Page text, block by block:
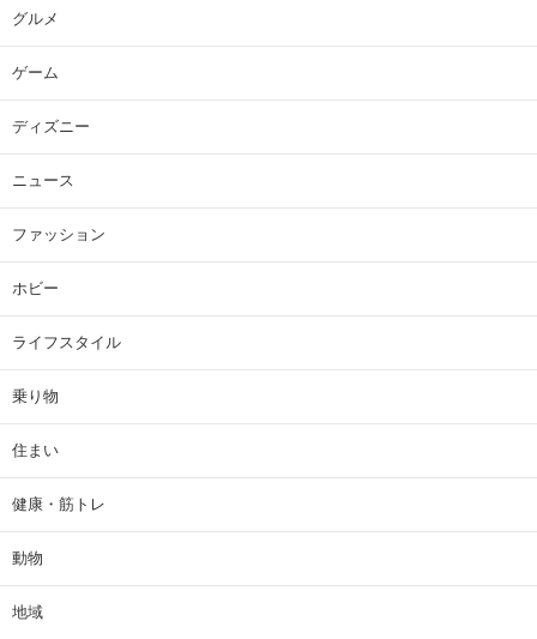
グルメ
ゲーム
ディズニー
ニュース
ファッション
ホビー
ライフスタイル
乗り物
住まい
健康・筋トレ
動物
地域